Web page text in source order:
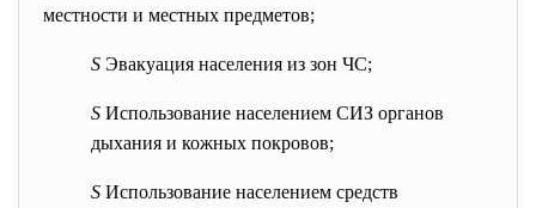
местности и местных предметов;
S Эвакуация населения из зон ЧС;
S Использование населением СИЗ органов
дыхания и кожных покровов;
S Использование населением средств